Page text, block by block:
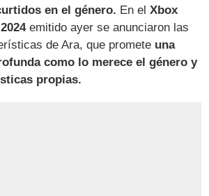
en el género. En elXbox
emitido ayer se anunciaron las
de Ara, que promete una
como lo merece el género y
propias.